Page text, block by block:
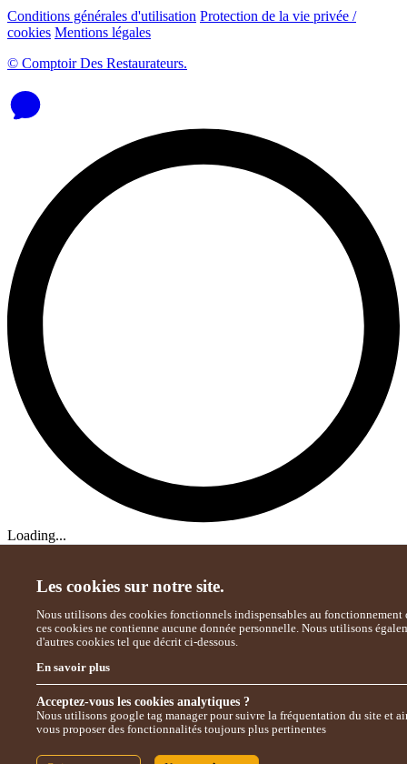
Les cookies sur notre site.
Nous utilisons des cookies fonctionnels indispensables au fonctionnement
ces cookies ne contienne aucune donnée personnelle. Nous utilisons
d'autres cookies tel que décrit ci-dessous.
En savoir plus
Acceptez-vous les cookies analytiques ?
Nous utilisons google tag manager pour suivre la fréquentation du site et
vous proposer des fonctionnalités toujours plus pertinentes
Conditions générales d'utilisation Protection de la vie privée /
cookies Mentions légales
© Comptoir Des Restaurateurs.
Loading...